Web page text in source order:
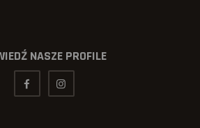
NASZE PROFILE